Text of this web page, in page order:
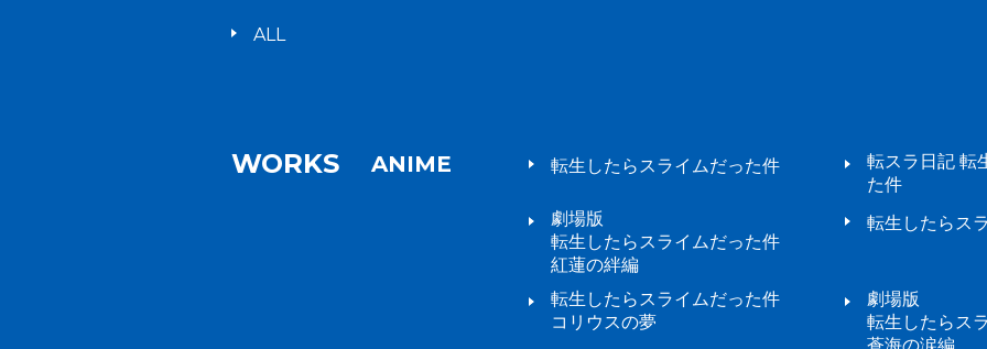
ALL
WORKS ANIME 転生したらスライムだった件
転スラ日記 転
た件
劇場版
転生したらスライムだった件
紅蓮の絆編
転生したらス
転生したらスライムだった件
コリウスの夢
劇場版
転生したらス